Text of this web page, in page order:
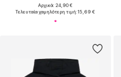
Αρχικά: 24,90 €
Τελευταία χαμηλότερη τιμή:15,69 €